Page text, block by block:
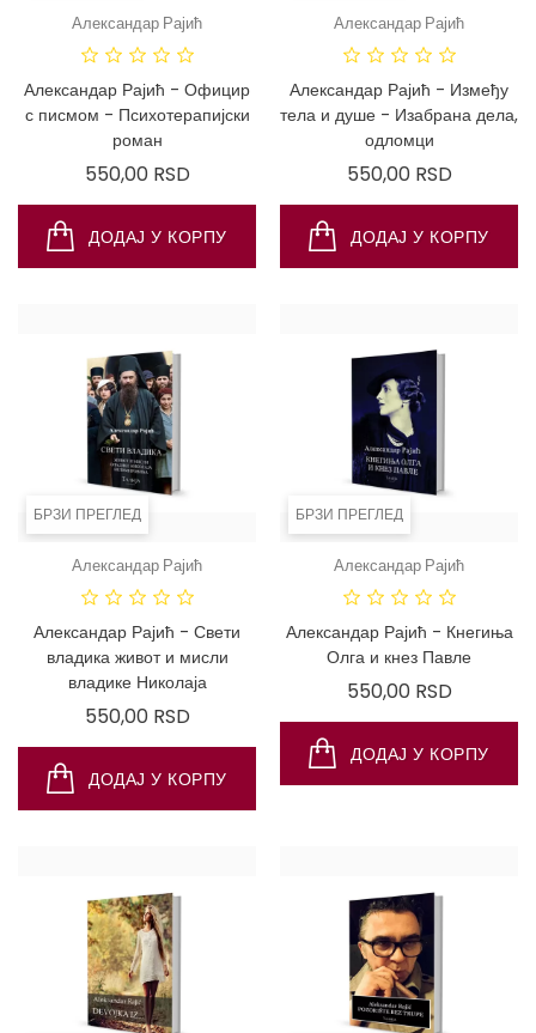
Александар Рајић
Александар Рајић - Официр
с писмом - Психотерапијски
роман
550,00 RSDЦена
ДОДАЈ У КОРПУ
Александар Рајић
Александар Рајић - Између
тела и душе - Изабрана дела,
одломци
550,00 RSDЦена
ДОДАЈ У КОРПУ
БРЗИ ПРЕГЛЕД
ИНТЕРНЕТА!
Александар Рајић
Александар Рајић - Свети
владика живот и мисли
владике Николаја
550,00 RSDЦена
ДОДАЈ У КОРПУ
БРЗИ ПРЕГЛЕД
Александар Рајић
Александар Рајић - Кнегиња
Олга и кнез Павле
550,00 RSDЦена
ДОДАЈ У КОРПУ